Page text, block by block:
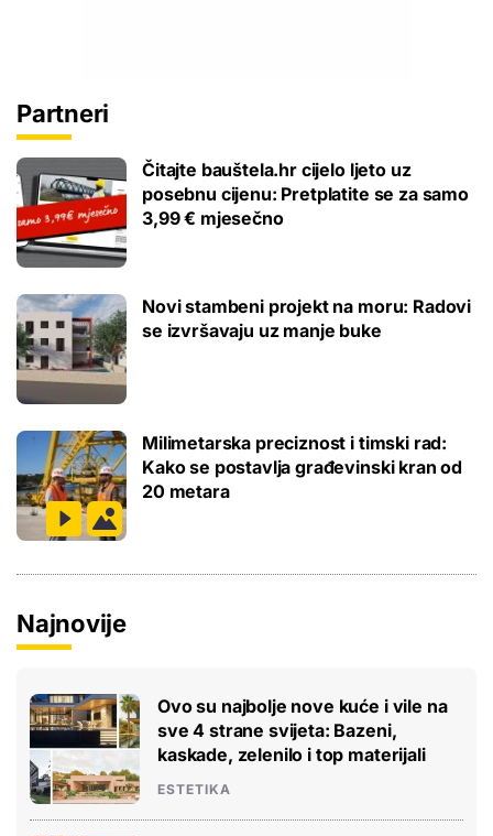
Partneri
Čitajte bauštela.hr cijelo ljeto uz
posebnu cijenu: Pretplatite se za samo
3,99 € mjesečno
Novi stambeni projekt na moru: Radovi
se izvršavaju uz manje buke
Milimetarska preciznost i timski rad:
Kako se postavlja građevinski kran od
20 metara
Najnovije
Ovo su najbolje nove kuće i vile na
sve 4 strane svijeta: Bazeni,
kaskade, zelenilo i top materijali
ESTETIKA